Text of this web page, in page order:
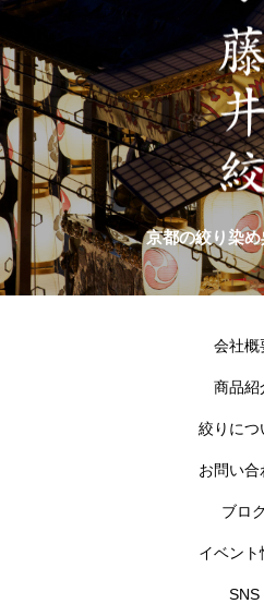
京都の絞り染
会社概
商品紹
絞りにつ
お問い合
ブロ
イベント
SNS